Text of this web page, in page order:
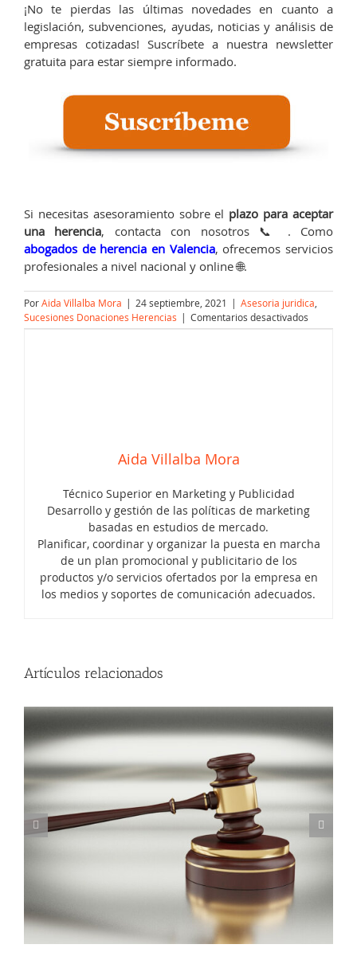
¡No te pierdas las últimas novedades en cuanto a
legislación, subvenciones, ayudas, noticias y análisis de
empresas cotizadas! Suscríbete a nuestra newsletter
gratuita para estar siempre informado.
Si necesitas asesoramiento sobre el plazo para aceptar
una herencia, contacta con nosotros 📞 . Como
abogados de herencia en Valencia, ofrecemos servicios
profesionales a nivel nacional y online 🌐.
PorAida Villalba Mora | 24 septiembre, 2021 | Asesoria juridica,
Sucesiones Donaciones Herencias | Comentarios desactivados
El
Aida Villalba Mora
Técnico Superior en Marketing y Publicidad
Desarrollo y gestión de las políticas de marketing
basadas en estudios de mercado.
Planificar, coordinar y organizar la puesta en marcha
de un plan promocional y publicitario de los
productos y/o servicios ofertados por la empresa en
los medios y soportes de comunicación adecuados.
Artículos relacionados
¿Qué pasa si el juzgado no me